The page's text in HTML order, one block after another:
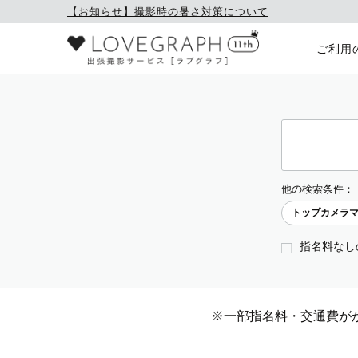
【お知らせ】撮影時の暑さ対策について
ご利用
他の検索条件：
トップカメラ
指名料な
※一部指名料・交通費が